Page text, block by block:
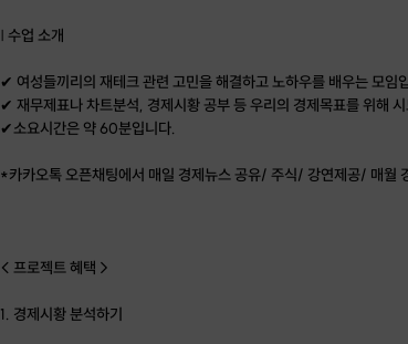
| 수업 소개
✔ 여성들끼리의 재테크 관련 고민을 해결하고 노하우를 배우는 모임
✔ 재무제표나 차트분석, 경제시황 공부 등 우리의 경제목표를 위해
✔소요시간은 약 60분입니다.
*카카오톡 오픈채팅에서 매일 경제뉴스 공유/ 주식/ 강연제공/ 매월
< 프로젝트 혜택 >
1. 경제시황 분석하기